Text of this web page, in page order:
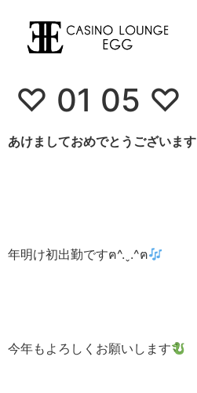
♡ 01 05 ♡
あけましておめでとうございます
年明け初出勤ですฅ^.ˬ.^ฅ
今年もよろしくお願いします